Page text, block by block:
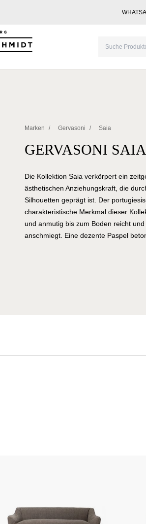
Marken / Gervasoni / Saia
GERVASONI SAIA
Die Kollektion Saia verkörpert ein
ästhetischen Anziehungskraft, die
Silhouetten geprägt ist. Der
charakteristische Merkmal dieser
und anmutig bis zum Boden reicht
anschmiegt. Eine dezente Paspel
und ihrer subtilen Anmutung fügt sich